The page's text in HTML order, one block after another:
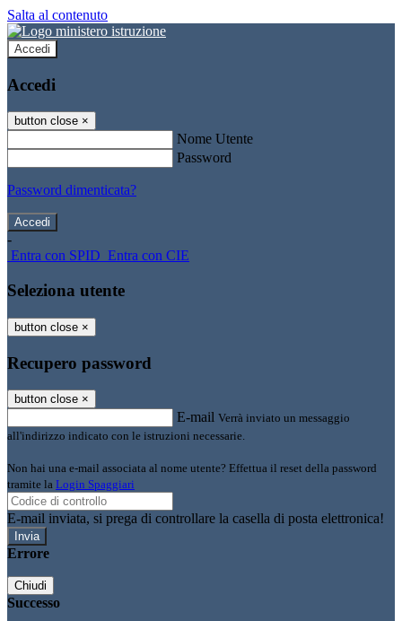
Salta al contenuto
Accedi
Accedi
button close ×
Nome Utente
Password
Password dimenticata?
-
Entra con SPID Entra con CIE
Seleziona utente
button close ×
Recupero password
button close ×
E-mail Verrà inviato un messaggio
all'indirizzo indicato con le istruzioni necessarie.
Non hai una e-mail associata al nome utente? Effettua il reset della password
tramite la Login Spaggiari
E-mail inviata, si prega di controllare la casella di posta elettronica!
Errore
Chiudi
Successo